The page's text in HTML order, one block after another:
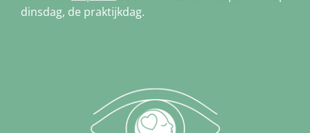
dinsdag, de praktijkdag.